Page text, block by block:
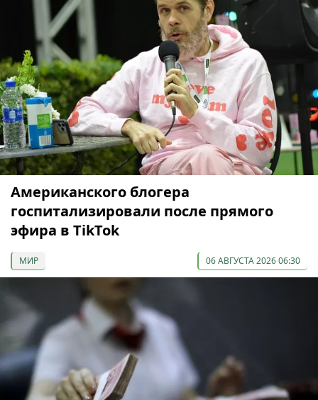
Американского блогера
госпитализировали после прямого
эфира в TikTok
МИР 06 АВГУСТА 2026 06:30